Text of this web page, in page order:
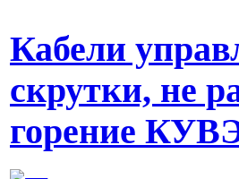
Кабели
скрутки, не
горение